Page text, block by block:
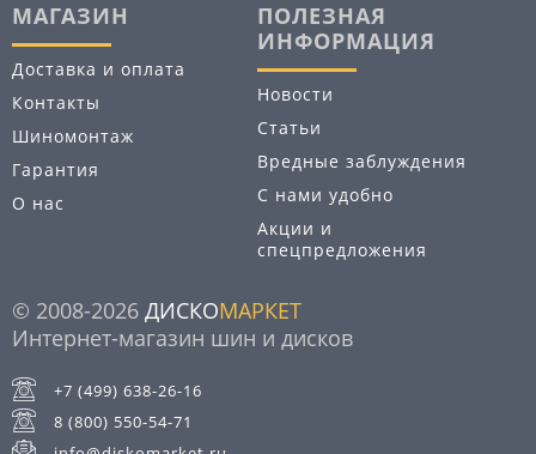
МАГАЗИН
Доставка и оплата
Контакты
Шиномонтаж
Гарантия
О нас
ПОЛЕЗНАЯ
ИНФОРМАЦИЯ
Новости
Статьи
Вредные заблуждения
С нами удобно
Акции и
спецпредложения
© 2008-2026 ДИСКОМАРКЕТ
Интернет-магазин шин и дисков
+7 (499) 638-26-16
8 (800) 550-54-71